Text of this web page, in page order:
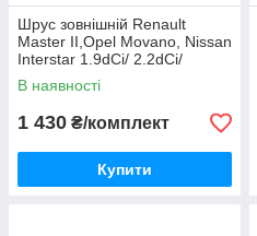
Шрус зовнішній Renault
Master II,Opel Movano, Nissan
Interstar 1.9dCi/ 2.2dCi/
2.5dCi/ 2.8D-dTi 1995-2010рр
В наявності
1 430 ₴/комплект
Купити